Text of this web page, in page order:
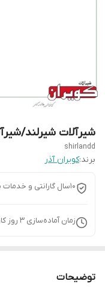
شیرآلات شیرلند/
shirlandd
برند:کویران آذر
10سال گارانتی و خدمات پس از فروش مادام العمر
زمان آماده‌سازی 3 روز
توضیحات